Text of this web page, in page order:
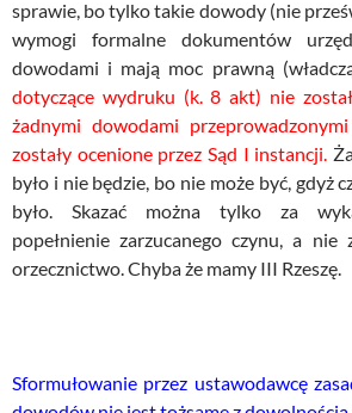
sprawie, bo tylko takie dowody (nie
wymogi formalne dokumentów
dowodami i mają moc prawną
dotyczące wydruku (k. 8 akt) nie
żadnymi dowodami
zostały ocenione przez Sąd I instancji.
było i nie będzie, bo nie może być, gdyż
było. Skazać można tylko za
popełnienie zarzucanego czynu, a nie
orzecznictwo. Chyba że mamy III Rzeszę.
Sformułowanie przez ustawodawcę